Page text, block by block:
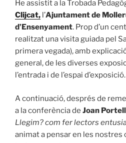
He assistit a la Trobada
Clijcat, l’Ajuntament de
d’Ensenyament. Prop d’un
realitzat una visita guiada pel
primera vegada), amb
general, de les diverses
l’entrada i de l’espai d’exposició.
A continuació, després de
a la conferència de Joan Portell
Llegim? com fer lectors
animat a pensar en les nostres